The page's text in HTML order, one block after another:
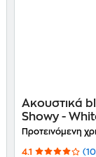
Ακουστικά
Showy -
Προτεινόμενη
4.1